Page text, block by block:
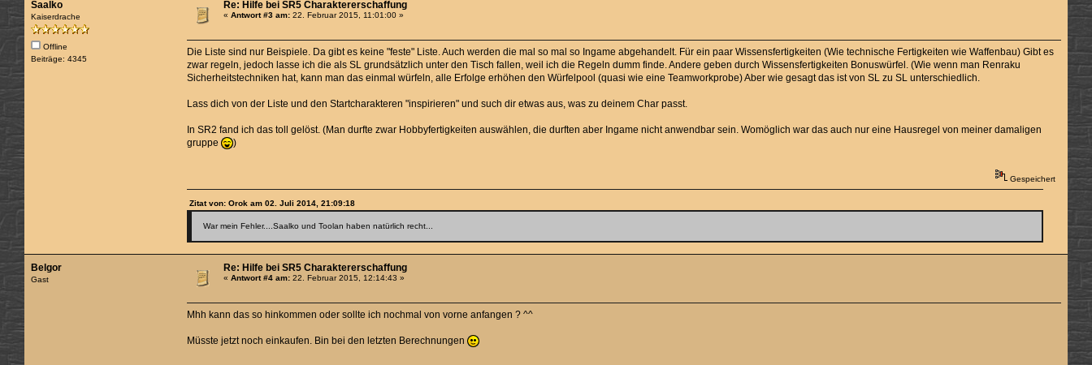
Saalko
Kaiserdrache
Offline
Beiträge: 4345
Re: Hilfe bei SR5 Charaktererschaffung
«Antwort #3 am: 22. Februar 2015, 11:01:00 »
Die Liste sind nur Beispiele. Da gibt es keine "feste" Liste. Auch werden die mal so mal so Ingame abgehandelt. Für ein paar Wissensfertigkeiten (Wie technische Fertigkeiten wie Waffenbau) Gibt es
zwar regeln, jedoch lasse ich die als SL grundsätzlich unter den Tisch fallen, weil ich die Regeln dumm finde. Andere geben durch Wissensfertigkeiten Bonuswürfel. (Wie wenn man Renraku
Sicherheitstechniken hat, kann man das einmal würfeln, alle Erfolge erhöhen den Würfelpool (quasi wie eine Teamworkprobe) Aber wie gesagt das ist von SL zu SL unterschiedlich.
Lass dich von der Liste und den Startcharakteren "inspirieren" und such dir etwas aus, was zu deinem Char passt.
In SR2 fand ich das toll gelöst. (Man durfte zwar Hobbyfertigkeiten auswählen, die durften aber Ingame nicht anwendbar sein. Womöglich war das auch nur eine Hausregel von meiner damaligen
gruppe
)
Gespeichert
Zitat von: Orok am 02. Juli 2014, 21:09:18
War mein Fehler....Saalko und Toolan haben natürlich recht...
Belgor
Gast
Re: Hilfe bei SR5 Charaktererschaffung
«Antwort #4 am: 22. Februar 2015, 12:14:43 »
Mhh kann das so hinkommen oder sollte ich nochmal von vorne anfangen ? ^^
Müsste jetzt noch einkaufen. Bin bei den letzten Berechnungen